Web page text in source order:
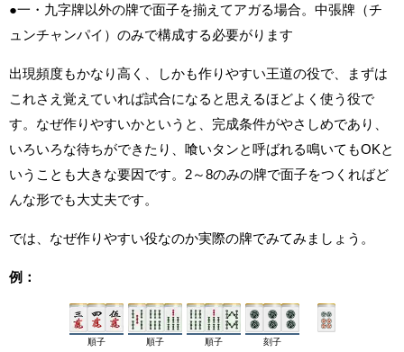
●一・九字牌以外の牌で面子を揃えてアガる場合。中張牌（チ
ュンチャンパイ）のみで構成する必要がります
出現頻度もかなり高く、しかも作りやすい王道の役で、まずは
これさえ覚えていれば試合になると思えるほどよく使う役で
す。なぜ作りやすいかというと、完成条件がやさしめであり、
いろいろな待ちができたり、喰いタンと呼ばれる鳴いてもOKと
いうことも大きな要因です。2～8のみの牌で面子をつくればど
んな形でも大丈夫です。
では、なぜ作りやすい役なのか実際の牌でみてみましょう。
例：
順子 順子 順子 刻子